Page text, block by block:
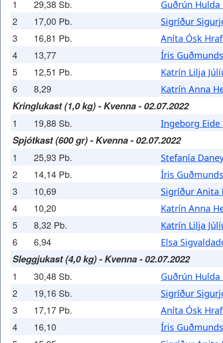
1 29,38 Sb. Guðrún
2 17,00 Pb. Sigríður
3 16,81 Pb. Aníta Ósk
4 13,77 Íris
5 12,51 Pb. Katrín Lilja
6 8,29 Katrín Anna
Kringlukast (1,0 kg) - Kvenna - 02.07.2022
1 19,88 Sb. Ingeborg
Spjótkast (600 gr) - Kvenna - 02.07.2022
1 25,93 Pb. Stefanía
2 14,14 Pb. Íris
3 10,69 Sigríður Anita
4 10,20 Katrín Anna
5 8,32 Pb. Katrín Lilja
6 6,94 Elsa
Sleggjukast (4,0 kg) - Kvenna - 02.07.2022
1 30,48 Sb. Guðrún
2 19,16 Sb. Sigríður
3 17,17 Pb. Aníta Ósk
4 16,10 Íris